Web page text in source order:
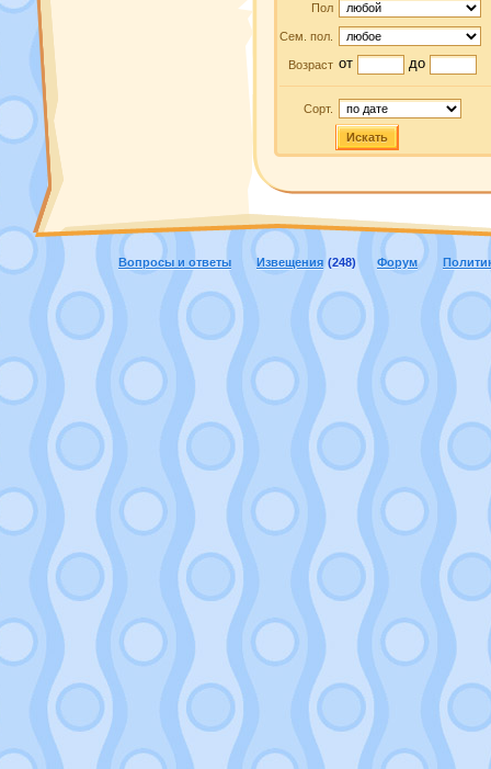
Пол
Сем. пол.
Возраст от до
Сорт.
Искать
Вопросы и ответы Извещения (248) Форум